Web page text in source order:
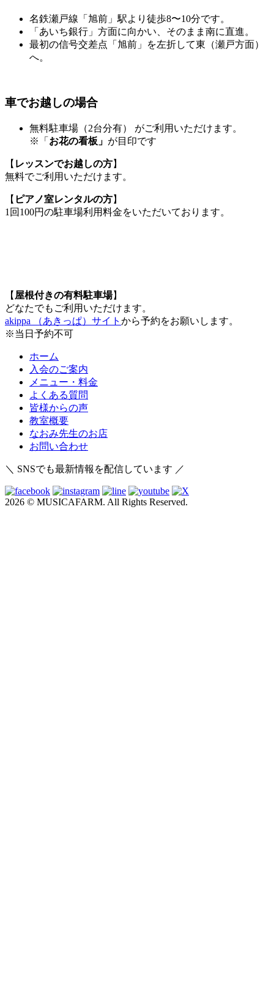
名鉄瀬戸線「旭前」駅より徒歩8〜10分です。
「あいち銀行」方面に向かい、そのまま南に直進。
最初の信号交差点「旭前」を左折して東（瀬戸方面）
へ。
車でお越しの場合
無料駐車場（2台分有） がご利用いただけます。
※「 お花の看板」 が目印です
【 レッスンでお越しの方】
無料でご利用いただけます。
【 ピアノ室レンタルの方】
1回100円の駐車場利用料金をいただいております。
【 屋根付きの有料駐車場】
どなたでもご利用いただけます。
akippa （あきっぱ）サイト から予約をお願いします。
※当日予約不可
ホーム
入会のご案内
メニュー・料金
よくある質問
皆様からの声
教室概要
なおみ先生のお店
お問い合わせ
＼ SNSでも最新情報を配信しています ／
2026 © MUSICAFARM. All Rights Reserved.